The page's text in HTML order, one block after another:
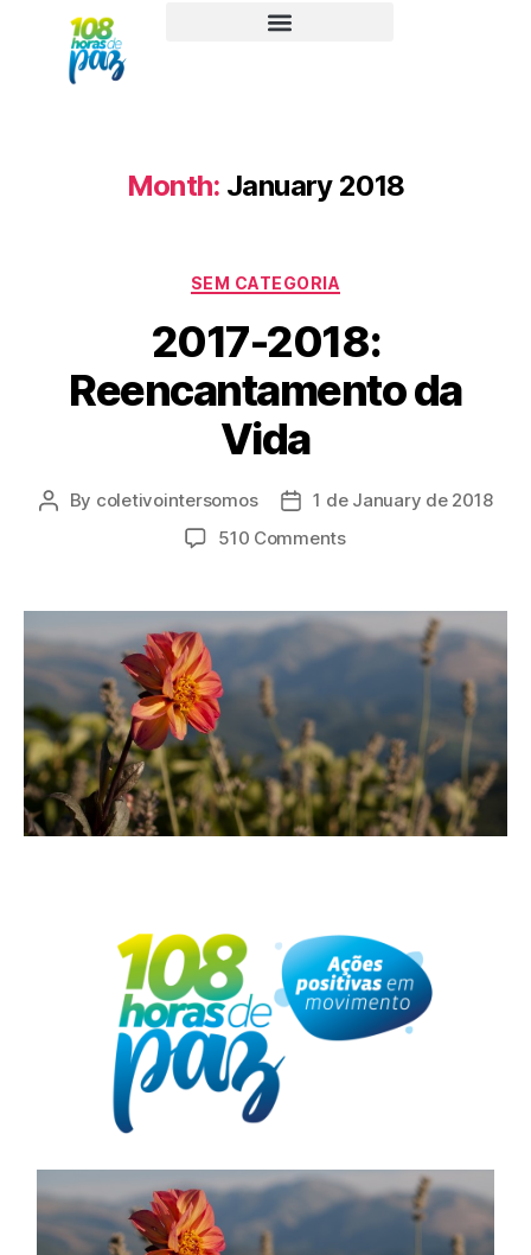
Month: January 2018
SEM CATEGORIA
2017-2018:
Reencantamento da
Vida
By coletivointersomos
1 de January de 2018
510 Comments